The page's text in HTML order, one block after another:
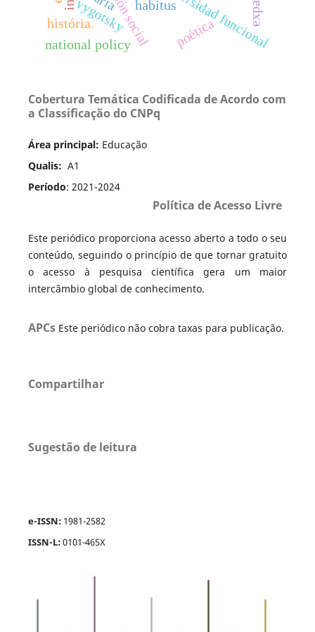
diversidad funcional
vygotsky poética
habitus
national policy
história.
Cobertura Temática Codificada de Acordo com
a Classificação do CNPq
Área principal: Educação
Qualis: A1
Período: 2021-2024
Política de Acesso Livre
Este periódico proporciona acesso aberto a todo o seu
conteúdo, seguindo o princípio de que tornar gratuito
o acesso à pesquisa científica gera um maior
intercâmbio global de conhecimento.
APCs Este periódico não cobra taxas para publicação.
Compartilhar
Sugestão de leitura
e-ISSN: 1981-2582
ISSN-L:0101-465X